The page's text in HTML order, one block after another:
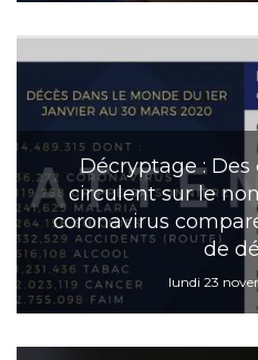
Décryptage :
circulent sur le
coronavirus
de
lundi 23